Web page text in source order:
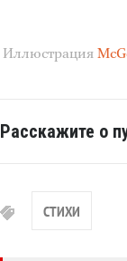
Иллюстрация
Расскажите о
СТИХИ